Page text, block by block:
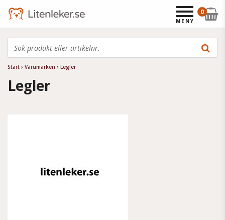
Start Varumärken Legler
Legler
0
MENY